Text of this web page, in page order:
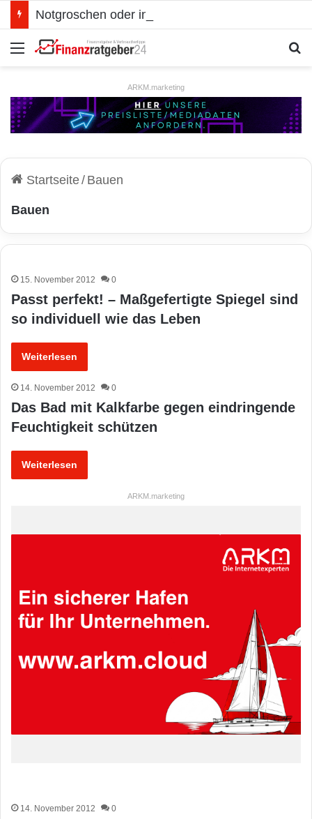
Menü
ARKM.marketing
Startseite/ Bauen
Bauen
15. November 2012 0
Passt perfekt! – Maßgefertigte Spiegel sind
so individuell wie das Leben
Weiterlesen
14. November 2012 0
Das Bad mit Kalkfarbe gegen eindringende
Feuchtigkeit schützen
Weiterlesen
ARKM.marketing
14. November 2012 0